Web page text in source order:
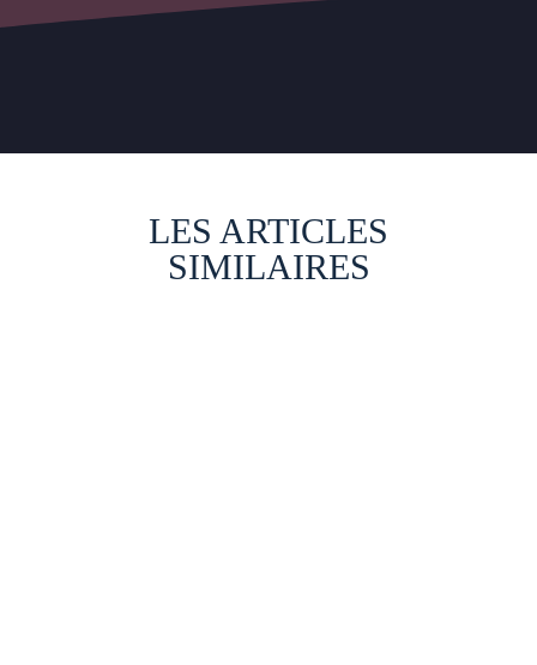
LES ARTICLES
SIMILAIRES